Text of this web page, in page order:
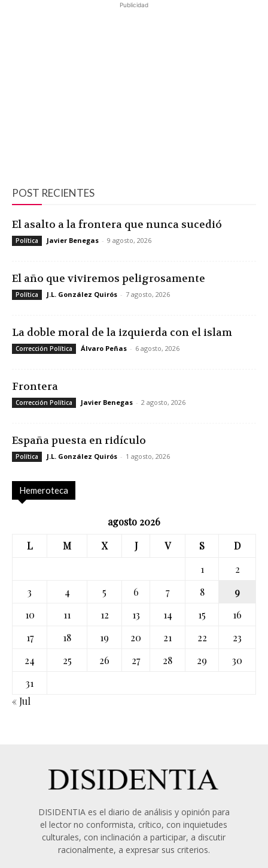
Publicidad
POST RECIENTES
El asalto a la frontera que nunca sucedió
Política Javier Benegas - 9 agosto, 2026
El año que viviremos peligrosamente
Política J.L. González Quirós - 7 agosto, 2026
La doble moral de la izquierda con el islam
Corrección Política Álvaro Peñas - 6 agosto, 2026
Frontera
Corrección Política Javier Benegas - 2 agosto, 2026
España puesta en ridículo
Política J.L. González Quirós - 1 agosto, 2026
Hemeroteca
agosto 2026
L
M X J V S
D
1
2
3
4 5 6 7 8
9
10
11 12 13 14 15
16
17
18 19 20 21 22
23
24
25 26 27 28 29
30
31
« Jul
DISIDENTIA es el diario de análisis y opinión para
el lector no conformista, crítico, con inquietudes
culturales, con inclinación a participar, a discutir
racionalmente, a expresar sus criterios.